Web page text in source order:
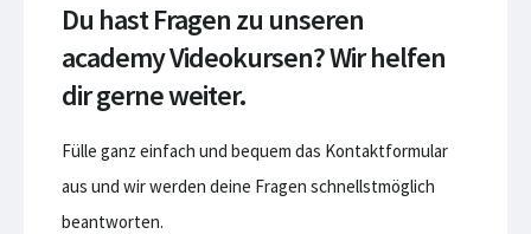
Du hast Fragen zu unseren
academy Videokursen? Wir helfen
dir gerne weiter.
Fülle ganz einfach und bequem das Kontaktformular
aus und wir werden deine Fragen schnellstmöglich
beantworten.